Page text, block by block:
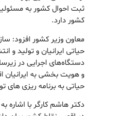
ثبت احوال کشور به
کشور دارد.
حیاتی ایرانیان و تولید و
دستگاه‌های اجرایی در
و هویت بخشی به ایرانیان
حیاتی به برنامه ریزی
دکتر هاشم کارگر با اشاره